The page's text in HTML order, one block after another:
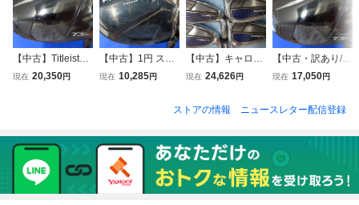
【中古】Titleist
（タイトリスト）
現在 20,350円
【中古】1円 スタ
ート!! キャロウェ
ER NX GREEN 60
現在 10,285円
【中古】キャロウ
ェイ 2023 PAR
（6～Aw）【S】
neo
現在 24,626円
【中古・訳あり/リ
シャフト】Titleist
イバー（10.0°）
PRO ORANGE 60
MR70
現在 17,050円
ストアの情報 ニュースレター配信登録